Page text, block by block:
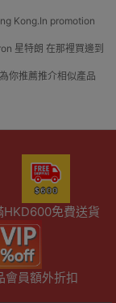
Kong.In promotion
星特朗 在那裡買邊到
你推薦推介相似產品
HKD600免費送貨
會員額外折扣